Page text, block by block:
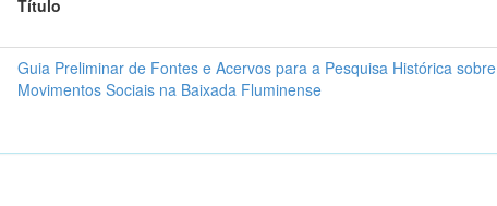
Título
Guia Preliminar de Fontes e Acervos para a Pesquisa Histórica sobre
Movimentos Sociais na Baixada Fluminense